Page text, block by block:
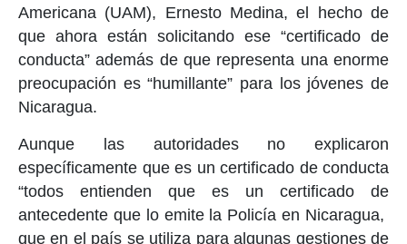
Americana (UAM), Ernesto Medina, el hecho de
que ahora están solicitando ese “certificado de
conducta” además de que representa una enorme
preocupación es “humillante” para los jóvenes de
Nicaragua.
Aunque las autoridades no explicaron
específicamente que es un certificado de conducta
“todos entienden que es un certificado de
antecedente que lo emite la Policía en Nicaragua,
que en el país se utiliza para algunas gestiones de